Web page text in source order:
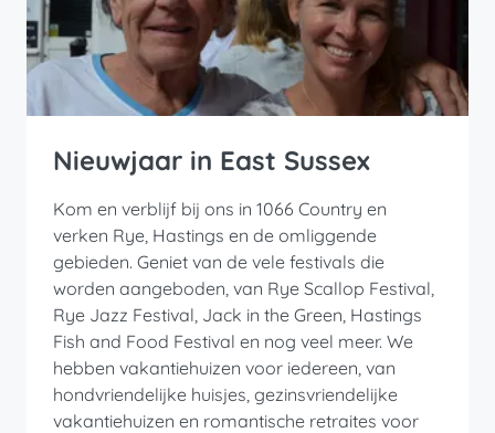
Nieuwjaar in East Sussex
Kom en verblijf bij ons in 1066 Country en
verken Rye, Hastings en de omliggende
gebieden. Geniet van de vele festivals die
worden aangeboden, van Rye Scallop Festival,
Rye Jazz Festival, Jack in the Green, Hastings
Fish and Food Festival en nog veel meer. We
hebben vakantiehuizen voor iedereen, van
hondvriendelijke huisjes, gezinsvriendelijke
vakantiehuizen en romantische retraites voor